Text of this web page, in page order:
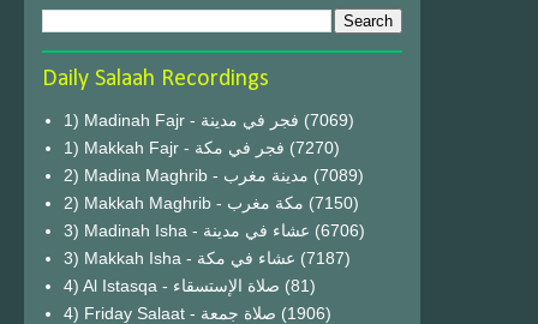
Daily Salaah Recordings
1) Madinah Fajr - فجر في مدينة (7069)
1) Makkah Fajr - فجر في مكة (7270)
2) Madina Maghrib - مدينة مغرب (7089)
2) Makkah Maghrib - مكة مغرب (7150)
3) Madinah Isha - عشاء في مدينة (6706)
3) Makkah Isha - عشاء في مكة (7187)
4) Al Istasqa - صلاة الإستسقاء (81)
4) Friday Salaat - صلاة جمعة (1906)